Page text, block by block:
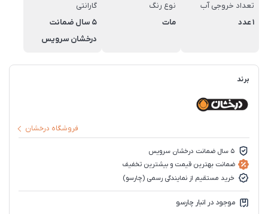
تعداد خروجی آب
1 عدد
نوع رنگ
مات
گارانتی
5 سال ضمانت
درخشان سرویس
برند
فروشگاه درخشان
5 سال ضمانت درخشان سرویس
ضمانت بهترین قیمت و بیشترین تخفیف
خرید مستقیم از نمایندگی رسمی (چارسو)
موجود در انبار چارسو